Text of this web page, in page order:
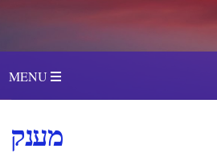
MENU
מענק